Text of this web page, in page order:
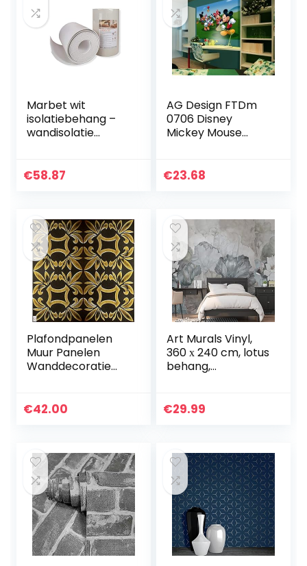
Marbet wit
isolatiebehang –
wandisolatie
Tap 6) piepschuim
€58.87
AG Design FTDm
0706 Disney
Mickey Mouse
kinderkamer 160 x
€23.68
Plafondpanelen
Muur Panelen
Wanddecoratie
WALL CEILING
€42.00
Art Murals Vinyl,
360 х 240 cm, lotus
behang,
woonkamer,
€29.99